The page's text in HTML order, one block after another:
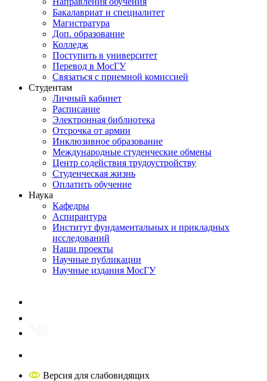
Бакалавриат и специалитет
Магистратура
Доп. образование
Колледж
Поступить в университет
Перевод в МосГУ
Связаться с приемной комиссией
Студентам
Личный кабинет
Расписание
Электронная библиотека
Отсрочка от армии
Инклюзивное образование
Международные студенческие обмены
Центр содействия трудоустройству
Студенческая жизнь
Оплатить обучение
Наука
Кафедры
Аспирантура
Институт фундаментальных и прикладных
исследований
Наши проекты
Научные публикации
Научные издания МосГУ
Версия для слабовидящих